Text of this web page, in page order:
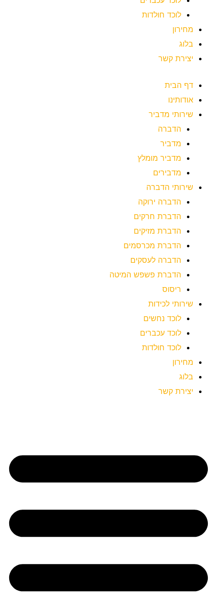
לוכד חולדות
מחירון
בלוג
יצירת קשר
דף הבית
אודותינו
שירותי מדביר
הדברה
מדביר
מדביר מומלץ
מדבירים
שירותי הדברה
הדברה ירוקה
הדברת חרקים
הדברת מזיקים
הדברת מכרסמים
הדברה לעסקים
הדברת פשפש המיטה
ריסוס
שירותי לכידות
לוכד נחשים
לוכד עכברים
לוכד חולדות
מחירון
בלוג
יצירת קשר